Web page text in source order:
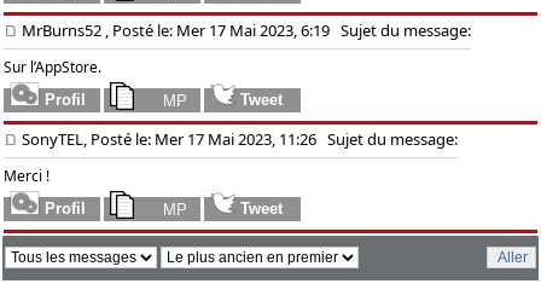
MrBurns52 , Posté le: Mer 17 Mai 2023, 6:19 Sujet du message:
Sur l’AppStore.
SonyTEL, Posté le: Mer 17 Mai 2023, 11:26 Sujet du message:
Merci !